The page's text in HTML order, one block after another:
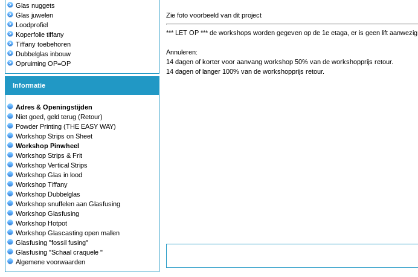
Glas nuggets
Glas juwelen
Loodprofiel
Koperfolie tiffany
Tiffany toebehoren
Dubbelglas inbouw
Opruiming OP=OP
Informatie
Adres & Openingstijden
Niet goed, geld terug (Retour)
Powder Printing (THE EASY WAY)
Workshop Strips on Sheet
Workshop Pinwheel
Workshop Strips & Frit
Workshop Vertical Strips
Workshop Glas in lood
Workshop Tiffany
Workshop Dubbelglas
Workshop snuffelen aan Glasfusing
Workshop Glasfusing
Workshop Hotpot
Workshop Glascasting open mallen
Glasfusing "fossil fusing"
Glasfusing "Schaal craquele "
Algemene voorwaarden
Zie foto voorbeeld van dit project
*** LET OP *** de workshops worden gegeven op de 1e etaga, er is geen lift aanwezig.
Annuleren:
14 dagen of korter voor aanvang workshop 50% van de workshopprijs retour.
14 dagen of langer 100% van de workshopprijs retour.